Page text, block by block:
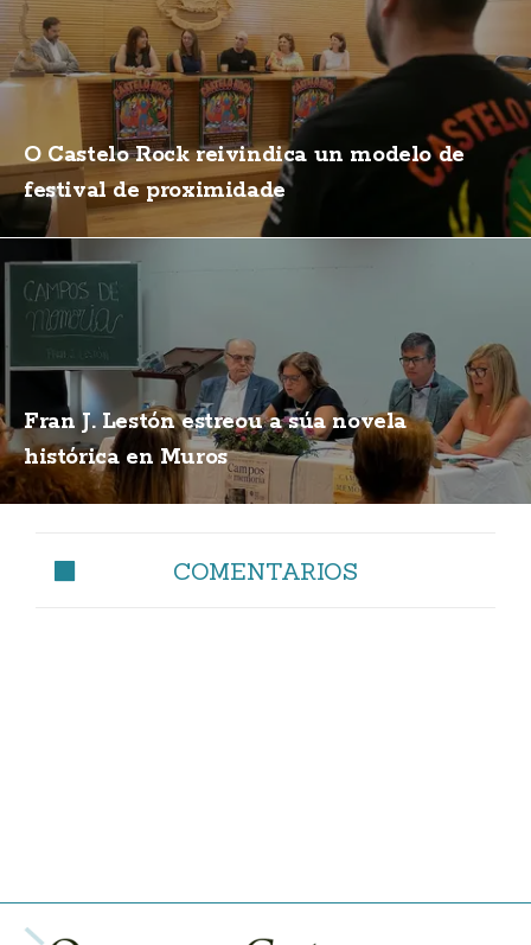
O Castelo Rock reivindica un modelo de
festival de proximidade
Fran J. Lestón estreou a súa novela
histórica en Muros
COMENTARIOS